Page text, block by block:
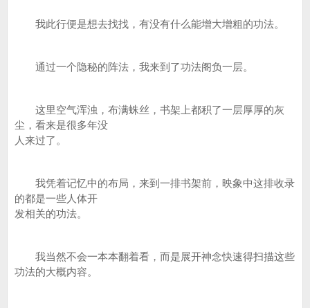
我此行便是想去找找，有没有什么能增大增粗的功法。
通过一个隐秘的阵法，我来到了功法阁负一层。
这里空气浑浊，布满蛛丝，书架上都积了一层厚厚的灰
尘，看来是很多年没
人来过了。
我凭着记忆中的布局，来到一排书架前，映象中这排收录
的都是一些人体开
发相关的功法。
我当然不会一本本翻着看，而是展开神念快速得扫描这些
功法的大概内容。